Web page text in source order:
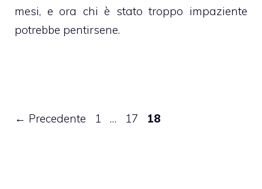
mesi, e ora chi è stato troppo impaziente
potrebbe pentirsene.
← Precedente Pagina
1 … Pagina
17 Pagina
18